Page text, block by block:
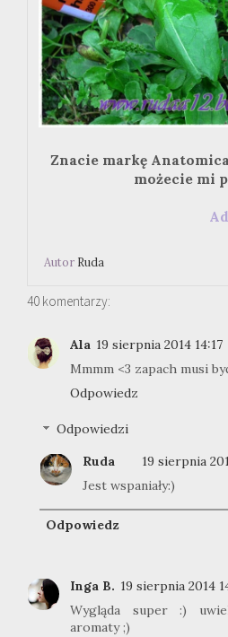
Znacie markę
możecie mi
Autor Ruda
40 komentarzy:
Ala 19 sierpnia 2014 14:17
Mmmm <3 zapach musi
Odpowiedz
Odpowiedzi
Ruda
19 sierpnia
Jest wspaniały:)
Odpowiedz
Inga B. 19 sierpnia 2014
Wygląda super :)
aromaty ;)